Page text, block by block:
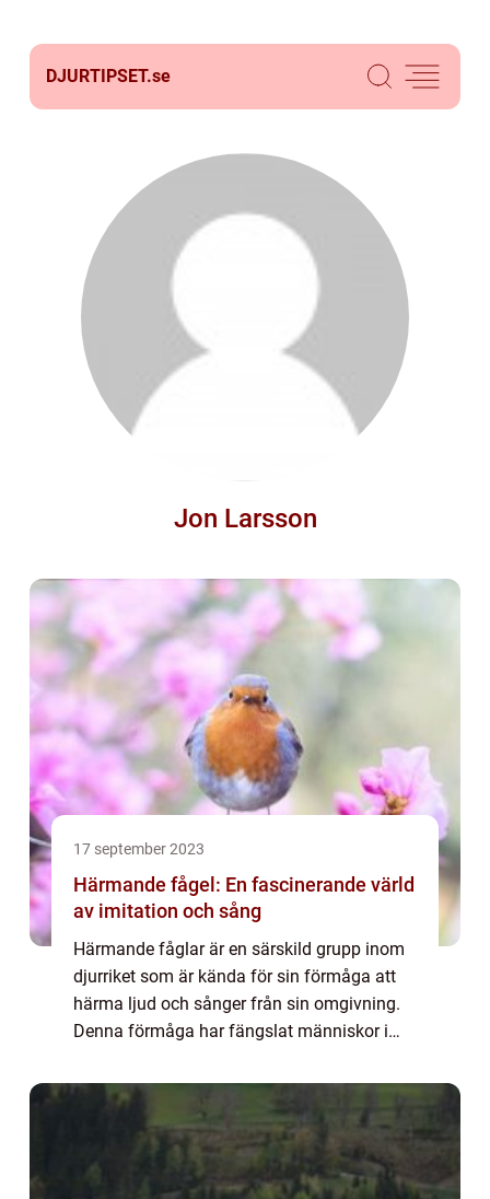
DJURTIPSET.se
Jon Larsson
17 september 2023
Härmande fågel: En fascinerande värld
av imitation och sång
Härmande fåglar är en särskild grupp inom
djurriket som är kända för sin förmåga att
härma ljud och sånger från sin omgivning.
Denna förmåga har fängslat människor i
för studiet av dessa unika fåglar. ...